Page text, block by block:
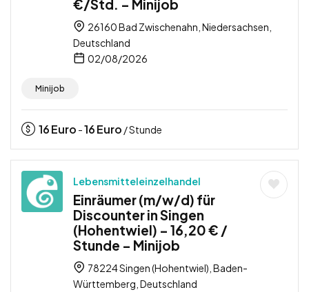
€/Std. – Minijob
26160 Bad Zwischenahn, Niedersachsen,
Deutschland
02/08/2026
Minijob
16Euro -16Euro / Stunde
Lebensmitteleinzelhandel
Einräumer (m/w/d) für
Discounter in Singen
(Hohentwiel) – 16,20 € /
Stunde – Minijob
78224 Singen (Hohentwiel), Baden-
Württemberg, Deutschland